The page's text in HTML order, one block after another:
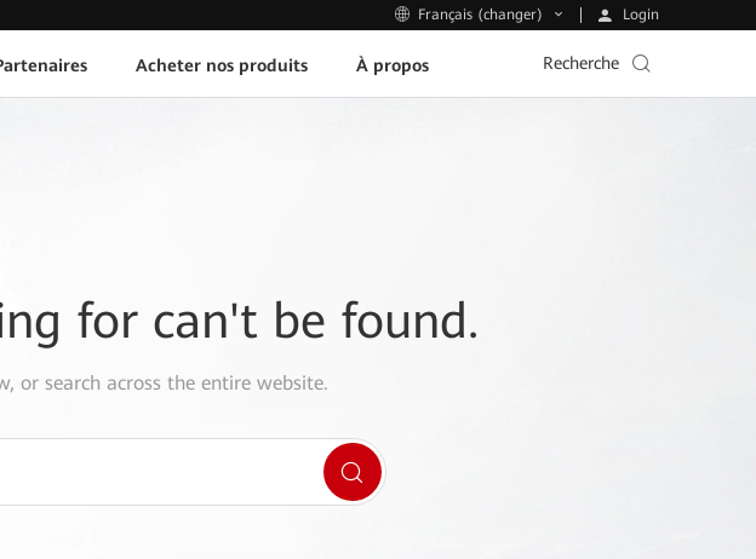
Français (changer) Login
Acheter nos produits À propos Recherche
for can't be found.
or search across the entire website.